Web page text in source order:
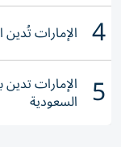
4 الإمارات تُدين
5 الإمارات
السعودية